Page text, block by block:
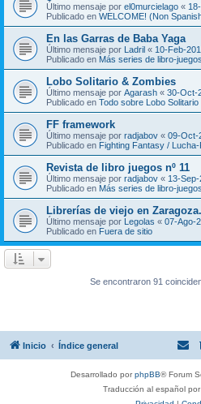
Último mensaje por el0murcielago «
Publicado en WELCOME! (Non
En las Garras de Baba Yaga
Último mensaje por Ladril « 10-Feb-
Publicado en Más series de libro-juegos
Lobo Solitario & Zombies
Último mensaje por Agarash « 30-Oct-
Publicado en Todo sobre Lobo Solitario
FF framework
Último mensaje por radjabov « 09-Oct-
Publicado en Fighting Fantasy /
Revista de libro juegos nº 11
Último mensaje por radjabov « 13-
Publicado en Más series de libro-juegos
Librerías de viejo en Zaragoza.
Último mensaje por Legolas « 07-Ago-
Publicado en Fuera de sitio
Se encontraron 91
Inicio Índice general
Desarrollado porphpBB® Forum
Traducción al español por